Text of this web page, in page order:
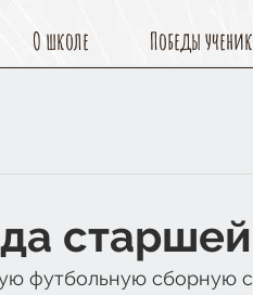
О школе Победы
футбольную сборную